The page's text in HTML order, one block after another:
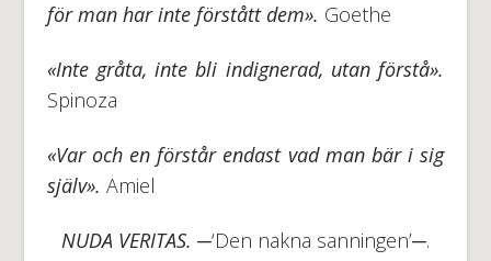
för man har inte förstått dem». Goethe
«Inte gråta, inte bli indignerad, utan förstå».
Spinoza
«Var och en förstår endast vad man bär i sig
själv». Amiel
NUDA VERITAS. ─‘Den nakna sanningen’─.